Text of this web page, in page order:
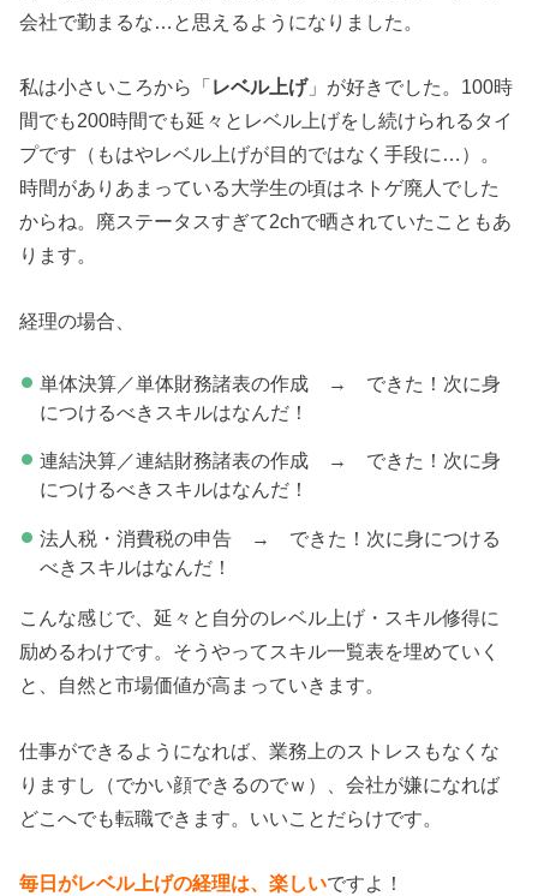
会社で勤まるな…と思えるようになりました。
私は小さいころから「レベル上げ」が好きでした。100時
間でも200時間でも延々とレベル上げをし続けられるタイ
プです（もはやレベル上げが目的ではなく手段に…）。
時間がありあまっている大学生の頃はネトゲ廃人でした
からね。廃ステータスすぎて2chで晒されていたこともあ
ります。
経理の場合、
単体決算／単体財務諸表の作成 → できた！次に身
につけるべきスキルはなんだ！
連結決算／連結財務諸表の作成 → できた！次に身
につけるべきスキルはなんだ！
法人税・消費税の申告 → できた！次に身につける
べきスキルはなんだ！
こんな感じで、延々と自分のレベル上げ・スキル修得に
励めるわけです。そうやってスキル一覧表を埋めていく
と、自然と市場価値が高まっていきます。
仕事ができるようになれば、業務上のストレスもなくな
りますし（でかい顔できるのでｗ）、会社が嫌になれば
どこへでも転職できます。いいことだらけです。
毎日がレベル上げの経理は、楽しいですよ！